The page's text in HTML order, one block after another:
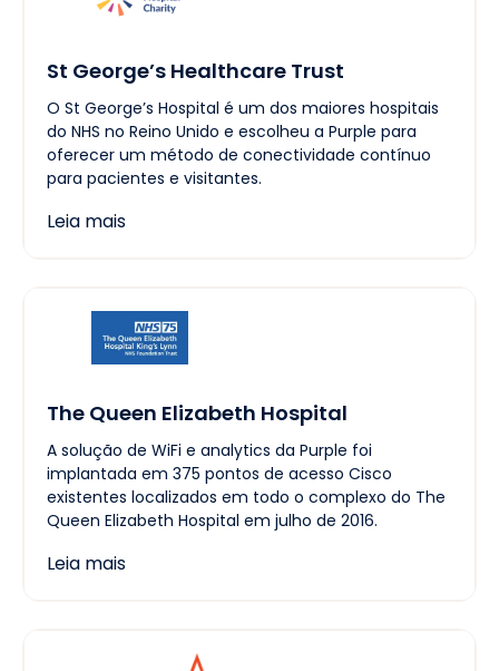
St George’s Healthcare Trust
O St George’s Hospital é um dos maiores hospitais
do NHS no Reino Unido e escolheu a Purple para
oferecer um método de conectividade contínuo
para pacientes e visitantes.
Leia mais
The Queen Elizabeth Hospital
A solução de WiFi e analytics da Purple foi
implantada em 375 pontos de acesso Cisco
existentes localizados em todo o complexo do The
Queen Elizabeth Hospital em julho de 2016.
Leia mais